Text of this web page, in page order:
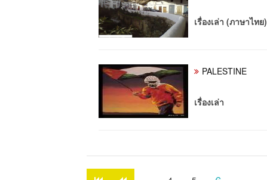
เรื่องเล่า (ภาษาไทย)
PALESTINE
เรื่องเล่า